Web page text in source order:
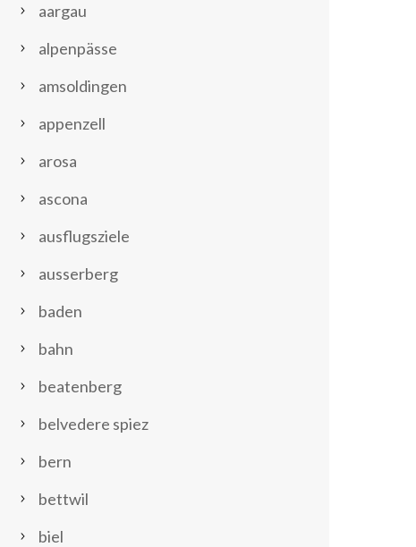
aargau
alpenpässe
amsoldingen
appenzell
arosa
ascona
ausflugsziele
ausserberg
baden
bahn
beatenberg
belvedere spiez
bern
bettwil
biel